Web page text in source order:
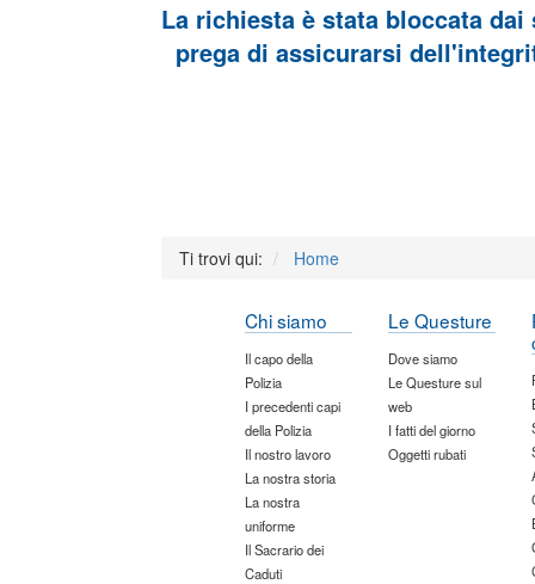
La richiesta è stata bloccata
prega di assicurarsi
Ti trovi qui: Home
Chi siamo
Il capo della
Polizia
I precedenti capi
della Polizia
Il nostro lavoro
La nostra storia
La nostra
uniforme
Il Sacrario dei
Caduti
Le Questure
Dove siamo
Le Questure sul
web
I fatti del giorno
Oggetti rubati